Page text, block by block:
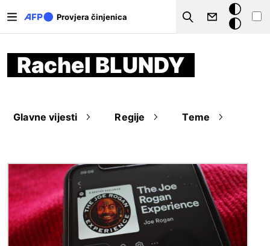
Provjera činjenica
Search
Tamna
pozadina
Rachel BLUNDY
Glavne vijesti Regije Teme
Slika